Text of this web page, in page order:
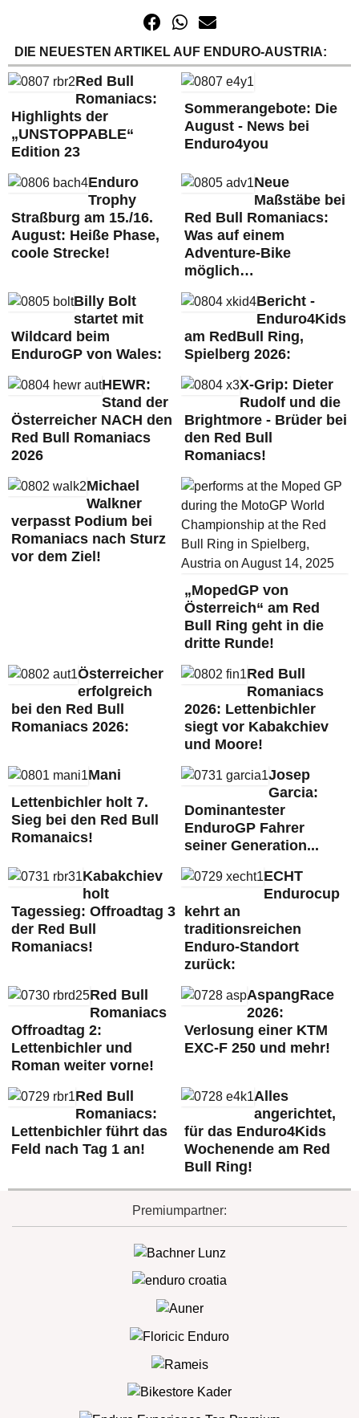
DIE NEUESTEN ARTIKEL AUF ENDURO-AUSTRIA:
Red Bull
Romaniacs:
Highlights der
„UNSTOPPABLE“
Edition 23
Sommerangebote: Die
August - News bei
Enduro4you
Enduro
Trophy
Straßburg am 15./16.
August: Heiße Phase,
coole Strecke!
Neue
Maßstäbe bei
Red Bull Romaniacs:
Was auf einem
Adventure-Bike
möglich…
Billy Bolt
startet mit
Wildcard beim
EnduroGP von Wales:
Bericht -
Enduro4Kids
am RedBull Ring,
Spielberg 2026:
HEWR:
Stand der
Österreicher NACH den
Red Bull Romaniacs
2026
X-Grip: Dieter
Rudolf und die
Brightmore - Brüder bei
den Red Bull
Romaniacs!
Michael
Walkner
verpasst Podium bei
Romaniacs nach Sturz
vor dem Ziel!
„MopedGP von
Österreich“ am Red
Bull Ring geht in die
dritte Runde!
Österreicher
erfolgreich
bei den Red Bull
Romaniacs 2026:
Red Bull
Romaniacs
2026: Lettenbichler
siegt vor Kabakchiev
und Moore!
Mani
Lettenbichler holt 7.
Sieg bei den Red Bull
Romanaics!
Josep
Garcia:
Dominantester
EnduroGP Fahrer
seiner Generation...
Kabakchiev
holt
Tagessieg: Offroadtag 3
der Red Bull
Romaniacs!
ECHT
Endurocup
kehrt an
traditionsreichen
Enduro-Standort
zurück:
Red Bull
Romaniacs
Offroadtag 2:
Lettenbichler und
Roman weiter vorne!
AspangRace
2026:
Verlosung einer KTM
EXC-F 250 und mehr!
Red Bull
Romaniacs:
Lettenbichler führt das
Feld nach Tag 1 an!
Alles
angerichtet,
für das Enduro4Kids
Wochenende am Red
Bull Ring!
Premiumpartner: